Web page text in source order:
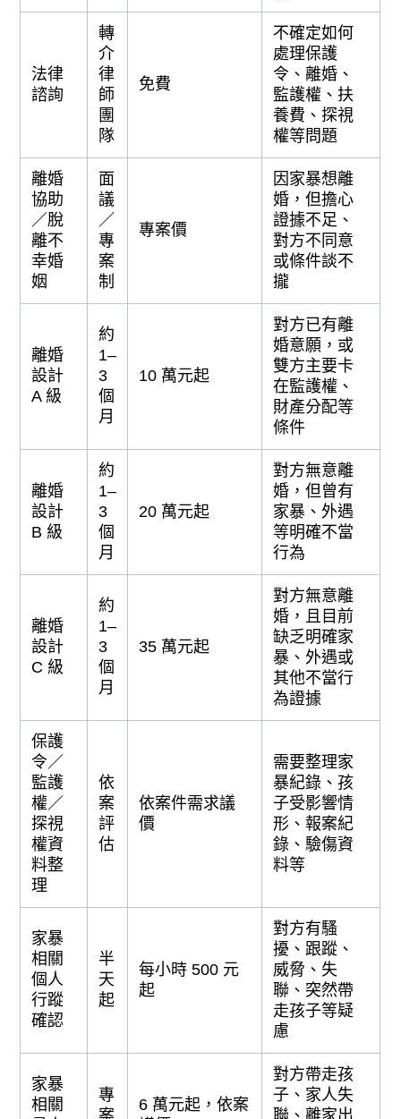
法律
諮詢
轉
介
律
師
團
隊
免費
不確定如何
處理保護
令、離婚、
監護權、扶
養費、探視
權等問題
離婚
協助
／脫
離不
幸婚
姻
面
議
／
專
案
制
專案價
因家暴想離
婚，但擔心
證據不足、
對方不同意
或條件談不
攏
離婚
設計
A 級
約
1–
3
個
月
10 萬元起
對方已有離
婚意願，或
雙方主要卡
在監護權、
財產分配等
條件
離婚
設計
B 級
約
1–
3
個
月
20 萬元起
對方無意離
婚，但曾有
家暴、外遇
等明確不當
行為
離婚
設計
C 級
約
1–
3
個
月
35 萬元起
對方無意離
婚，且目前
缺乏明確家
暴、外遇或
其他不當行
為證據
保護
令／
監護
權／
探視
權資
料整
理
依
案
評
估
依案件需求議
價
需要整理家
暴紀錄、孩
子受影響情
形、報案紀
錄、驗傷資
料等
家暴
相關
個人
行蹤
確認
半
天
起
每小時 500 元
起
對方有騷
擾、跟蹤、
威脅、失
聯、突然帶
走孩子等疑
慮
家暴
相關
專
案
6 萬元起，依案
對方帶走孩
子、家人失
聯、離家出